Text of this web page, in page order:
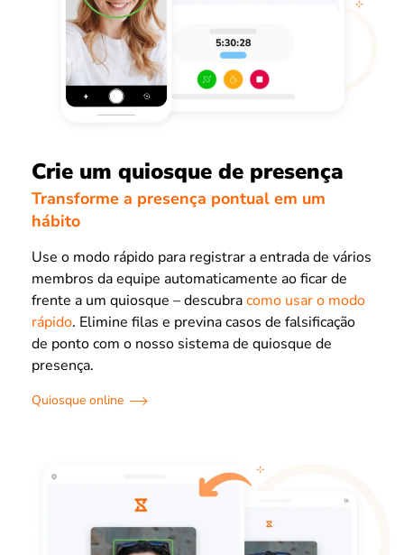
Crie um quiosque de presença
Transforme a presença pontual em um
hábito
Use o modo rápido para registrar a entrada de vários
membros da equipe automaticamente ao ficar de
frente a um quiosque – descubracomo usar o modo
rápido. Elimine filas e previna casos de falsificação
de ponto com o nosso sistema de quiosque de
presença.
Quiosque online